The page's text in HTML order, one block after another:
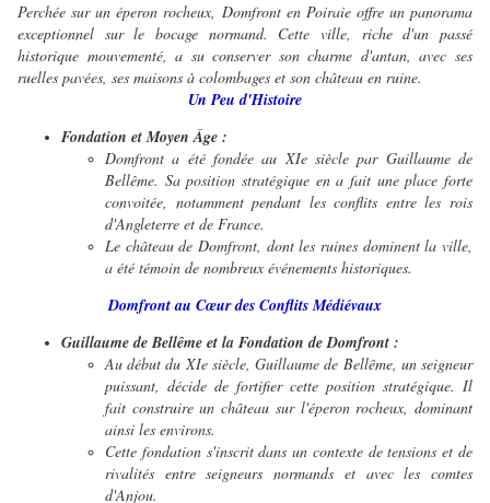
Perchée sur un éperon rocheux, Domfront en Poiraie offre un panorama
exceptionnel sur le bocage normand. Cette ville, riche d'un passé
historique mouvementé, a su conserver son charme d'antan, avec ses
ruelles pavées, ses maisons à colombages et son château en ruine.
Un Peu d'Histoire
Fondation et Moyen Âge :
Domfront a été fondée au XIe siècle par Guillaume de
Bellême. Sa position stratégique en a fait une place forte
convoitée, notamment pendant les conflits entre les rois
d'Angleterre et de France.
Le château de Domfront, dont les ruines dominent la ville,
a été témoin de nombreux événements historiques.
Domfront au Cœur des Conflits Médiévaux
Guillaume de Bellême et la Fondation de Domfront :
Au début du XIe siècle, Guillaume de Bellême, un seigneur
puissant, décide de fortifier cette position stratégique. Il
fait construire un château sur l'éperon rocheux, dominant
ainsi les environs.
Cette fondation s'inscrit dans un contexte de tensions et de
rivalités entre seigneurs normands et avec les comtes
d'Anjou.